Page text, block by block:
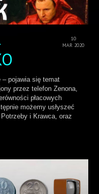
10
MAR 2020
pojawia się temat
przez telefon Zenona,
płacowych
możemy usłyszeć
i Krawca, oraz